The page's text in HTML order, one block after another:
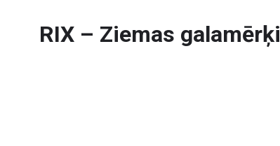
RIX – Ziemas galamērķi